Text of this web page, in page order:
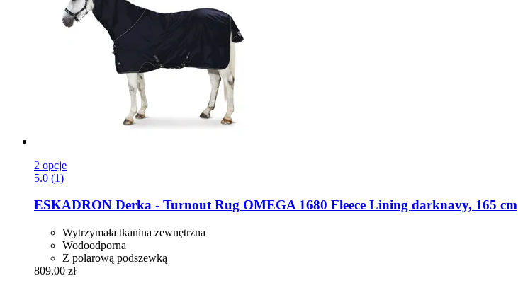
2 opcje
5.0 (1)
ESKADRON Derka -​ Turnout Rug OMEGA 1680 Fleece Lining darknavy, 165 cm
Wytrzymała tkanina zewnętrzna
Wodoodporna
Z polarową podszewką
809,00 zł